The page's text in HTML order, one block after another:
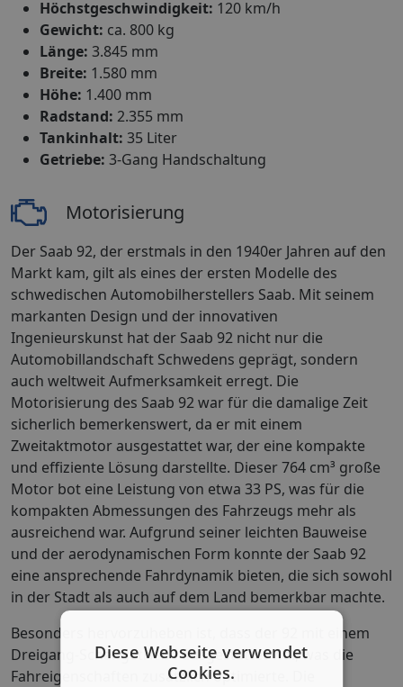
Höchstgeschwindigkeit: 120 km/h
Gewicht: ca. 800 kg
Länge: 3.845 mm
Breite: 1.580 mm
Höhe: 1.400 mm
Radstand: 2.355 mm
Tankinhalt: 35 Liter
Getriebe: 3-Gang Handschaltung
Motorisierung
Der Saab 92, der erstmals in den 1940er Jahren auf den
Markt kam, gilt als eines der ersten Modelle des
schwedischen Automobilherstellers Saab. Mit seinem
markanten Design und der innovativen
Ingenieurskunst hat der Saab 92 nicht nur die
Automobillandschaft Schwedens geprägt, sondern
auch weltweit Aufmerksamkeit erregt. Die
Motorisierung des Saab 92 war für die damalige Zeit
sicherlich bemerkenswert, da er mit einem
Zweitaktmotor ausgestattet war, der eine kompakte
und effiziente Lösung darstellte. Dieser 764 cm³ große
Motor bot eine Leistung von etwa 33 PS, was für die
kompakten Abmessungen des Fahrzeugs mehr als
ausreichend war. Aufgrund seiner leichten Bauweise
und der aerodynamischen Form konnte der Saab 92
eine ansprechende Fahrdynamik bieten, die sich sowohl
in der Stadt als auch auf dem Land bemerkbar machte.
Besonders hervorzuheben ist, dass der 92 mit einem
Dreigang-Schaltgetriebe ausgestattet war, was die
Fahreigenschaften zusätzlich optimierte. Die
Diese Webseite verwendet
Cookies.